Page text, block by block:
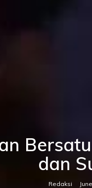
dan
Redaksi